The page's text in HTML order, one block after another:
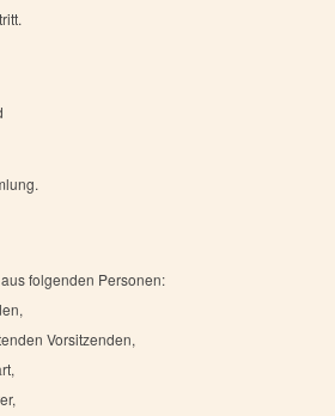
folgenden Personen:
Vorsitzenden,